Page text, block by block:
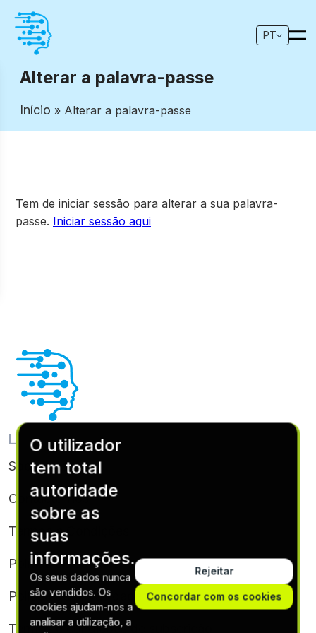
PT
Alterar a palavra-passe
Início » Alterar a palavra-passe
Tem de iniciar sessão para alterar a sua palavra-
passe. Iniciar sessão aqui
LIGAÇÕES ÚTEIS
Sobre nós
Contacte-nos
Termos e Condições
Política de cookies
Política de privacidade
Termos e condições de subscrição
O utilizador
tem total
autoridade
sobre as
suas
informações.
Os seus dados nunca
são vendidos. Os
cookies ajudam-nos a
analisar a utilização, a
Rejeitar
Concordar com os cookies